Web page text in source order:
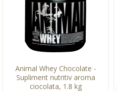
Animal Whey Chocolate -
Supliment nutritiv aroma
ciocolata, 1.8 kg